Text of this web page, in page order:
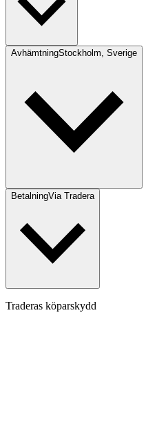
AvhämtningStockholm, Sverige
BetalningVia Tradera
Traderas köparskydd